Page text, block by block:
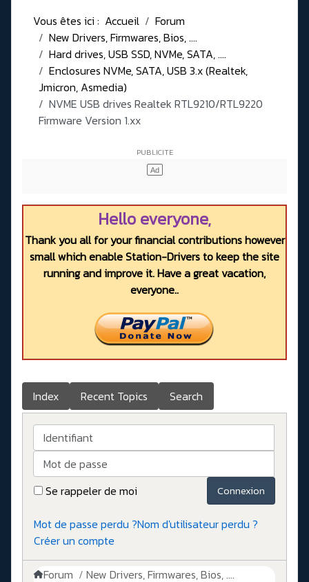
Vous êtes ici : Accueil
Forum
New Drivers, Firmwares, Bios, ....
Hard drives, USB SSD, NVMe, SATA, ....
Enclosures NVMe, SATA, USB 3.x (Realtek,
Jmicron, Asmedia)
NVME USB drives Realtek RTL9210/RTL9220
Firmware Version 1.xx
Hello everyone,
Thank you all for your financial contributions however
small which enable Station-Drivers to keep the site
running and improve it. Have a great vacation,
everyone..
Index Recent Topics Search
Identifiant
Mot de passe
Se rappeler de moi
Connexion
Mot de passe perdu ?Nom d'utilisateur perdu ?
Créer un compte
Forum New Drivers, Firmwares, Bios, ....